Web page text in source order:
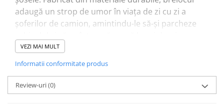
adaugă un strop de umor în viața de zi cu zi a
șoferilor de camion, amintindu-le să-și parcheze
Personalizează-l cu un mesaj special sau numele
adevărat unic și memorabil. Este o modalitate
minunată de a arăta aprecierea față de acei
VEZI MAI MULT
Informatii conformitate produs
Review-uri(0)